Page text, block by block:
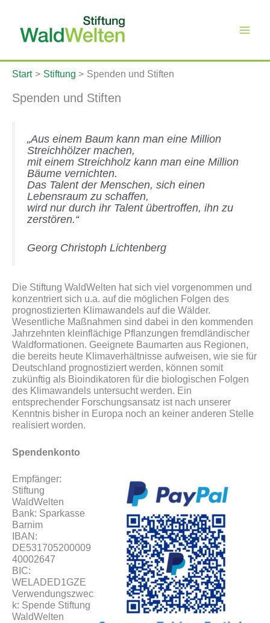
springen
Start Stiftung Spenden und Stiften
Spenden und Stiften
„Aus einem Baum kann man eine Million
Streichhölzer machen,
mit einem Streichholz kann man eine Million
Bäume vernichten.
Das Talent der Menschen, sich einen
Lebensraum zu schaffen,
wird nur durch ihr Talent übertroffen, ihn zu
zerstören.“
Georg Christoph Lichtenberg
Die Stiftung WaldWelten hat sich viel vorgenommen und
konzentriert sich u.a. auf die möglichen Folgen des
prognostizierten Klimawandels auf die Wälder.
Wesentliche Maßnahmen sind dabei in den kommenden
Jahrzehnten kleinflächige Pflanzungen fremdländischer
Waldformationen. Geeignete Baumarten aus Regionen,
die bereits heute Klimaverhältnisse aufweisen, wie sie für
Deutschland prognostiziert werden, können somit
zukünftig als Bioindikatoren für die biologischen Folgen
des Klimawandels untersucht werden. Ein
entsprechender Forschungsansatz ist nach unserer
Kenntnis bisher in Europa noch an keiner anderen Stelle
realisiert worden.
Spendenkonto
Empfänger:
Stiftung
WaldWelten
Bank: Sparkasse
Barnim
IBAN:
DE531705200009
40002647
BIC:
WELADED1GZE
Verwendungszwec
k: Spende Stiftung
WaldWelten